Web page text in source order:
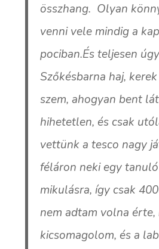
összhang. Olyan
venni vele mindig a
pociban.És teljesen
Szőkésbarna haj,
szem, ahogyan bent
hihetetlen, és csak
vettünk a tesco nagy
féláron neki egy
mikulásra, így csak
nem adtam volna érte,
kicsomagolom, és a